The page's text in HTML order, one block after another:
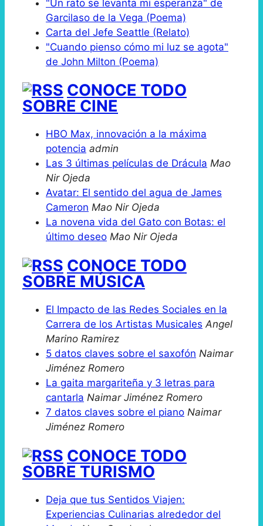
"Un rato se levanta mi esperanza" de
Garcilaso de la Vega (Poema)
Carta del Jefe Seattle (Relato)
"Cuando pienso cómo mi luz se agota"
de John Milton (Poema)
CONOCE TODO
SOBRE CINE
HBO Max, innovación a la máxima
potencia admin
Las 3 últimas películas de Drácula Mao
Nir Ojeda
Avatar: El sentido del agua de James
Cameron Mao Nir Ojeda
La novena vida del Gato con Botas: el
último deseo Mao Nir Ojeda
CONOCE TODO
SOBRE MÚSICA
El Impacto de las Redes Sociales en la
Carrera de los Artistas Musicales Angel
Marino Ramirez
5 datos claves sobre el saxofón Naimar
Jiménez Romero
La gaita margariteña y 3 letras para
cantarla Naimar Jiménez Romero
7 datos claves sobre el piano Naimar
Jiménez Romero
CONOCE TODO
SOBRE TURISMO
Deja que tus Sentidos Viajen:
Experiencias Culinarias alrededor del